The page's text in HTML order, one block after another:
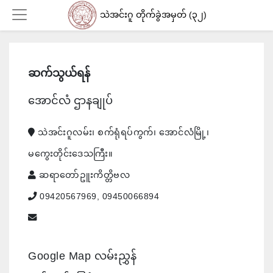
သဲအင်းဂူ တိုက်ခွဲအမှတ် (၃၂)
ဆက်သွယ်ရန်
အောင်လံ ဌာနချုပ်
သဲအင်းဂူလမ်း၊ စက်ရုံရပ်ကွက်၊ အောင်လံမြို့၊
မကွေးတိုင်းဒေသကြီး။
ဆရာတော်ဥူးကိတ္တိဗလ
09420567969, 09450066894
Google Map လမ်းညွှန်